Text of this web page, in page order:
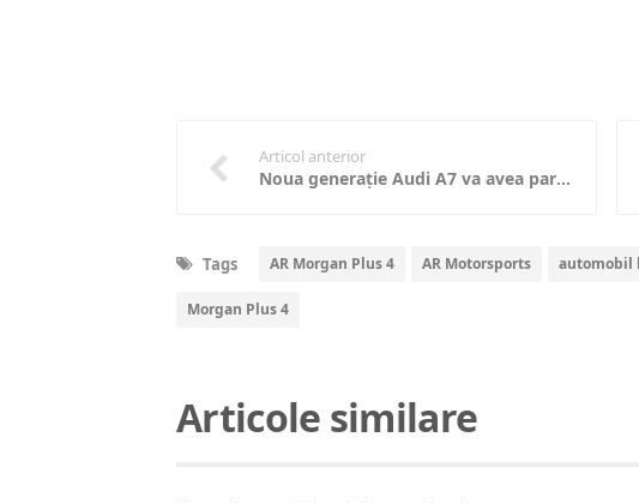
Articol anterior
Noua generație Audi A7 va avea parte de un hayon ceva mai tradițional
Tags AR Morgan Plus 4 AR Motorsports automobil
Morgan Plus 4
Articole similare